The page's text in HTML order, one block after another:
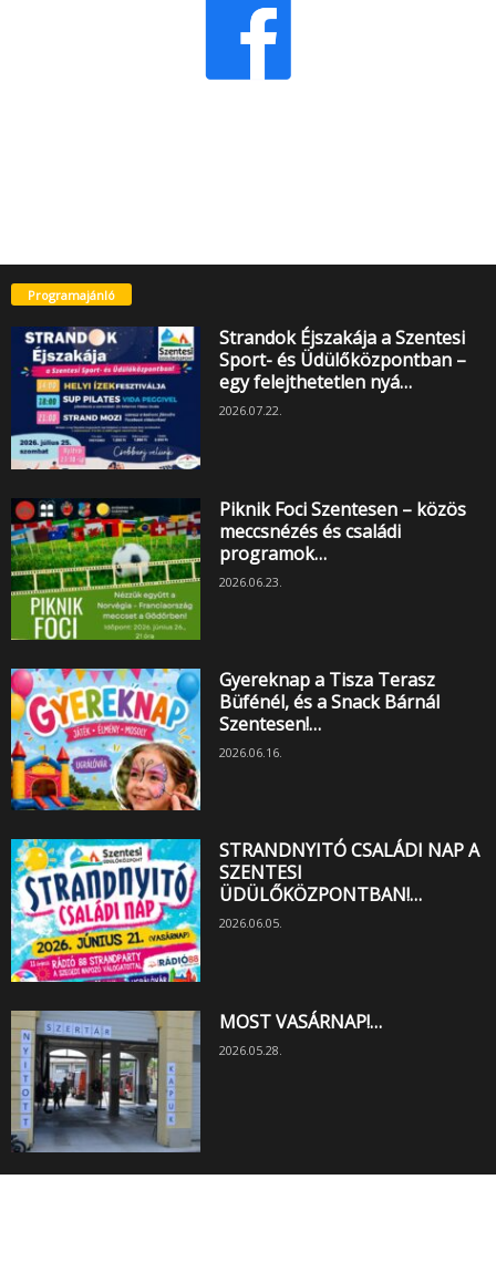
Programajánló
Strandok Éjszakája a Szentesi
Sport- és Üdülőközpontban –
egy felejthetetlen nyá…
2026.07.22.
Piknik Foci Szentesen – közös
meccsnézés és családi
programok…
2026.06.23.
Gyereknap a Tisza Terasz
Büfénél, és a Snack Bárnál
Szentesen!…
2026.06.16.
STRANDNYITÓ CSALÁDI NAP A
SZENTESI
ÜDÜLŐKÖZPONTBAN!…
2026.06.05.
MOST VASÁRNAP!…
2026.05.28.